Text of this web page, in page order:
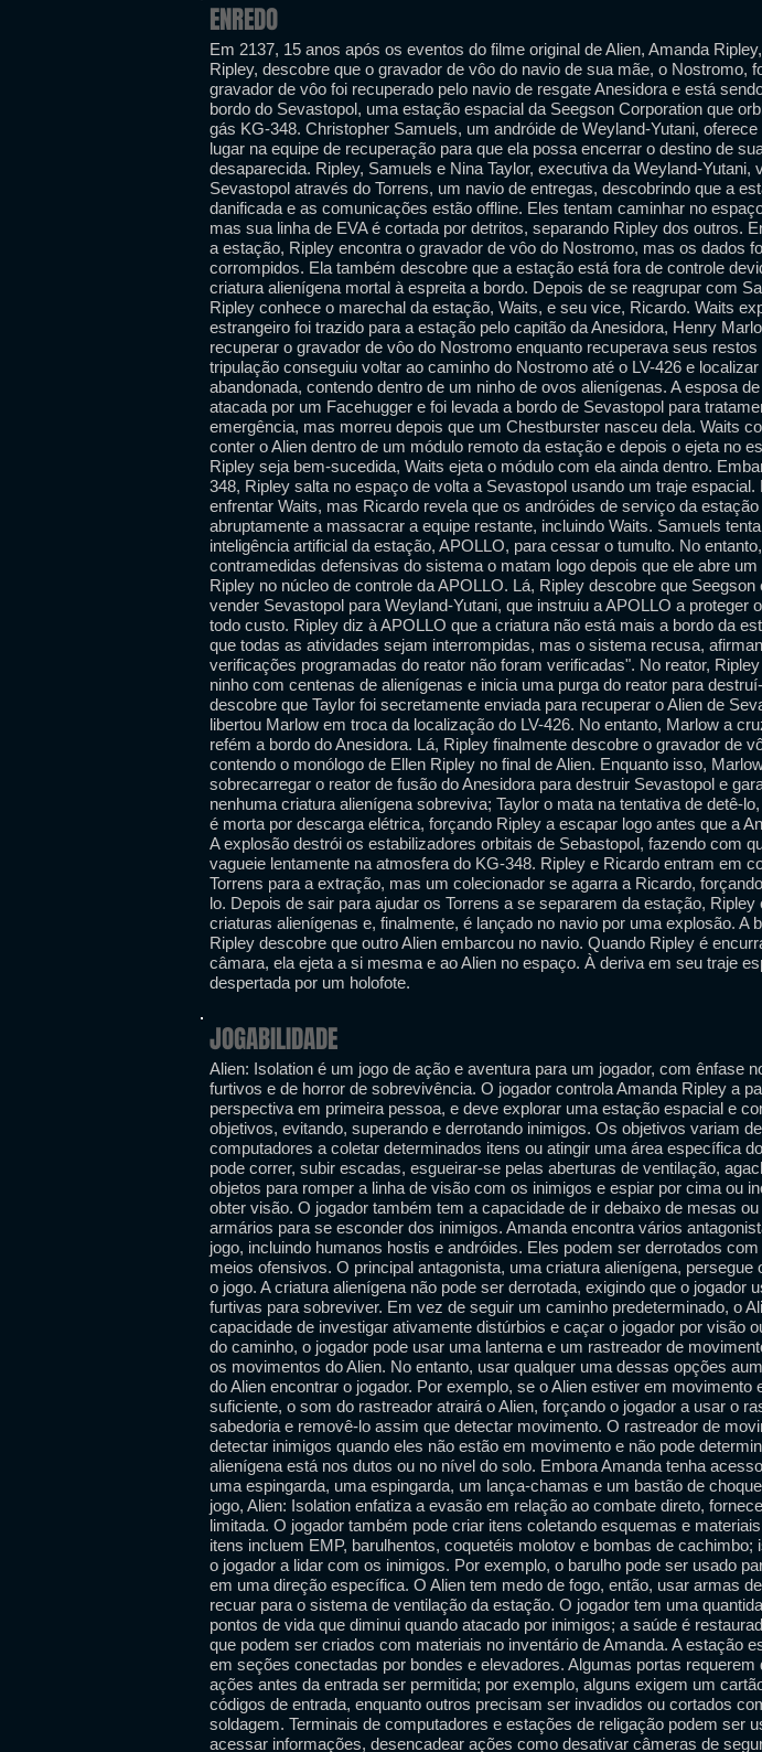
ENREDO
Em 2137, 15 anos após os eventos do filme original de Alien, Amanda
Ripley, descobre que o gravador de vôo do navio de sua mãe, o Nostromo,
gravador de vôo foi recuperado pelo navio de resgate Anesidora e está
bordo do Sevastopol, uma estação espacial da Seegson Corporation que
gás KG-348. Christopher Samuels, um andróide de Weyland-Yutani,
lugar na equipe de recuperação para que ela possa encerrar o destino de
desaparecida. Ripley, Samuels e Nina Taylor, executiva da Weyland-Yutani,
Sevastopol através do Torrens, um navio de entregas, descobrindo que a
danificada e as comunicações estão offline. Eles tentam caminhar no
mas sua linha de EVA é cortada por detritos, separando Ripley dos outros.
a estação, Ripley encontra o gravador de vôo do Nostromo, mas os dados
corrompidos. Ela também descobre que a estação está fora de controle
criatura alienígena mortal à espreita a bordo. Depois de se reagrupar com
Ripley conhece o marechal da estação, Waits, e seu vice, Ricardo. Waits
estrangeiro foi trazido para a estação pelo capitão da Anesidora, Henry
recuperar o gravador de vôo do Nostromo enquanto recuperava seus
tripulação conseguiu voltar ao caminho do Nostromo até o LV-426 e
abandonada, contendo dentro de um ninho de ovos alienígenas. A esposa
atacada por um Facehugger e foi levada a bordo de Sevastopol para
emergência, mas morreu depois que um Chestburster nasceu dela. Waits
conter o Alien dentro de um módulo remoto da estação e depois o ejeta no
Ripley seja bem-sucedida, Waits ejeta o módulo com ela ainda dentro.
348, Ripley salta no espaço de volta a Sevastopol usando um traje espacial.
enfrentar Waits, mas Ricardo revela que os andróides de serviço da
abruptamente a massacrar a equipe restante, incluindo Waits. Samuels
inteligência artificial da estação, APOLLO, para cessar o tumulto. No
contramedidas defensivas do sistema o matam logo depois que ele abre
Ripley no núcleo de controle da APOLLO. Lá, Ripley descobre que Seegson
vender Sevastopol para Weyland-Yutani, que instruiu a APOLLO a proteger
todo custo. Ripley diz à APOLLO que a criatura não está mais a bordo da
que todas as atividades sejam interrompidas, mas o sistema recusa,
verificações programadas do reator não foram verificadas". No reator,
ninho com centenas de alienígenas e inicia uma purga do reator para
descobre que Taylor foi secretamente enviada para recuperar o Alien de
libertou Marlow em troca da localização do LV-426. No entanto, Marlow a
refém a bordo do Anesidora. Lá, Ripley finalmente descobre o gravador de
contendo o monólogo de Ellen Ripley no final de Alien. Enquanto isso,
sobrecarregar o reator de fusão do Anesidora para destruir Sevastopol e
nenhuma criatura alienígena sobreviva; Taylor o mata na tentativa de detê-
é morta por descarga elétrica, forçando Ripley a escapar logo antes que a
A explosão destrói os estabilizadores orbitais de Sebastopol, fazendo com
vagueie lentamente na atmosfera do KG-348. Ripley e Ricardo entram em
Torrens para a extração, mas um colecionador se agarra a Ricardo,
lo. Depois de sair para ajudar os Torrens a se separarem da estação, Ripley
criaturas alienígenas e, finalmente, é lançado no navio por uma explosão. A
Ripley descobre que outro Alien embarcou no navio. Quando Ripley é
câmara, ela ejeta a si mesma e ao Alien no espaço. À deriva em seu traje
despertada por um holofote.
JOGABILIDADE
Alien: Isolation é um jogo de ação e aventura para um jogador, com ênfase
furtivos e de horror de sobrevivência. O jogador controla Amanda Ripley a
perspectiva em primeira pessoa, e deve explorar uma estação espacial e
objetivos, evitando, superando e derrotando inimigos. Os objetivos variam
computadores a coletar determinados itens ou atingir uma área específica
pode correr, subir escadas, esgueirar-se pelas aberturas de ventilação,
objetos para romper a linha de visão com os inimigos e espiar por cima ou
obter visão. O jogador também tem a capacidade de ir debaixo de mesas
armários para se esconder dos inimigos. Amanda encontra vários
jogo, incluindo humanos hostis e andróides. Eles podem ser derrotados
meios ofensivos. O principal antagonista, uma criatura alienígena, persegue
o jogo. A criatura alienígena não pode ser derrotada, exigindo que o jogador
furtivas para sobreviver. Em vez de seguir um caminho predeterminado, o
capacidade de investigar ativamente distúrbios e caçar o jogador por visão
do caminho, o jogador pode usar uma lanterna e um rastreador de
os movimentos do Alien. No entanto, usar qualquer uma dessas opções
do Alien encontrar o jogador. Por exemplo, se o Alien estiver em movimento
suficiente, o som do rastreador atrairá o Alien, forçando o jogador a usar o
sabedoria e removê-lo assim que detectar movimento. O rastreador de
detectar inimigos quando eles não estão em movimento e não pode
alienígena está nos dutos ou no nível do solo. Embora Amanda tenha
uma espingarda, uma espingarda, um lança-chamas e um bastão de
jogo, Alien: Isolation enfatiza a evasão em relação ao combate direto,
limitada. O jogador também pode criar itens coletando esquemas e
itens incluem EMP, barulhentos, coquetéis molotov e bombas de cachimbo;
o jogador a lidar com os inimigos. Por exemplo, o barulho pode ser usado
em uma direção específica. O Alien tem medo de fogo, então, usar armas
recuar para o sistema de ventilação da estação. O jogador tem uma
pontos de vida que diminui quando atacado por inimigos; a saúde é
que podem ser criados com materiais no inventário de Amanda. A estação
em seções conectadas por bondes e elevadores. Algumas portas requerem
ações antes da entrada ser permitida; por exemplo, alguns exigem um
códigos de entrada, enquanto outros precisam ser invadidos ou cortados
soldagem. Terminais de computadores e estações de religação podem ser
acessar informações, desencadear ações como desativar câmeras de